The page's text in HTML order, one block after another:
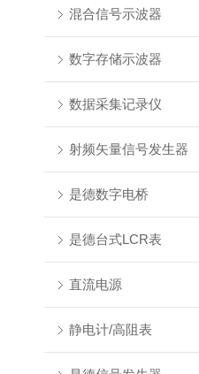
混合信号示波器
数字存储示波器
数据采集记录仪
射频矢量信号发生器
是德数字电桥
是德台式LCR表
直流电源
静电计/高阻表